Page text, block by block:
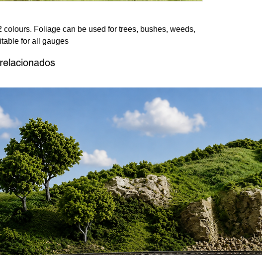
colours. Foliage can be used for trees, bushes, weeds,
for all gauges